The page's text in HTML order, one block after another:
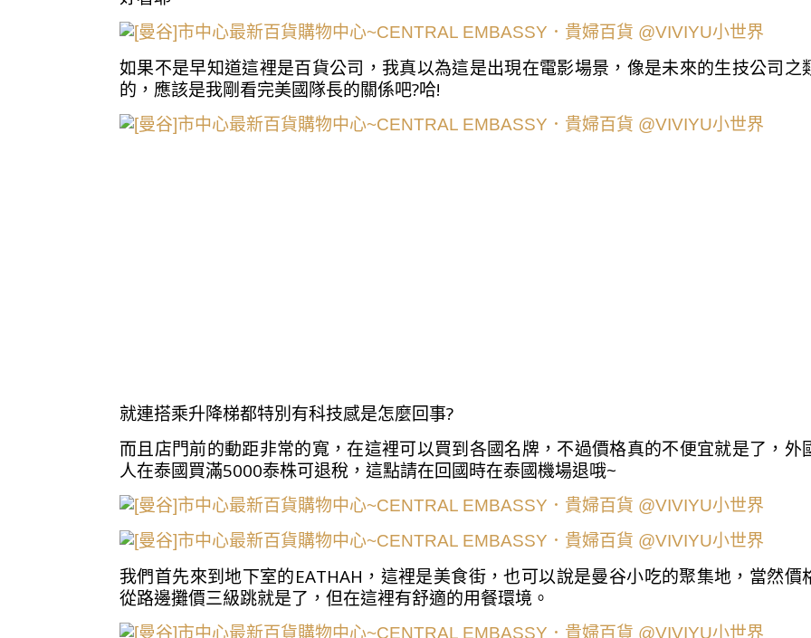
如果不是早知道這裡是百貨公司，我真以為這是出現在電影場景，像是未來的生技公司之
的，應該是我剛看完美國隊長的關係吧?哈!
就連搭乘升降梯都特別有科技感是怎麼回事?
而且店門前的動距非常的寬，在這裡可以買到各國名牌，不過價格真的不便宜就是了，外
人在泰國買滿5000泰株可退稅，這點請在回國時在泰國機場退哦~
我們首先來到地下室的EATHAH，這裡是美食街，也可以說是曼谷小吃的聚集地，當然價
從路邊攤價三級跳就是了，但在這裡有舒適的用餐環境。